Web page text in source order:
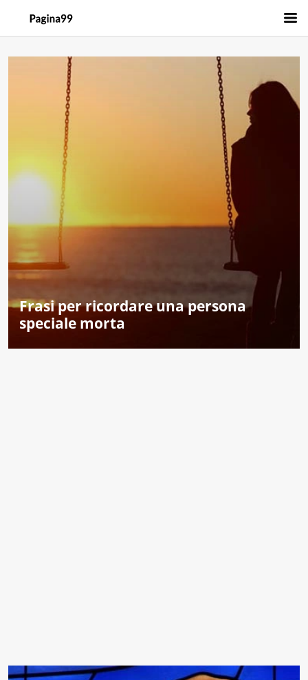
Frasi per ricordare una persona
speciale morta